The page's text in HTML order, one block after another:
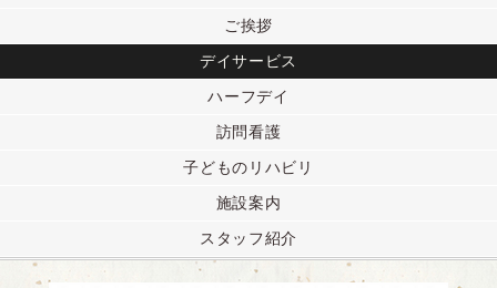
ご挨拶
デイサービス
ハーフデイ
訪問看護
子どものリハビリ
施設案内
スタッフ紹介